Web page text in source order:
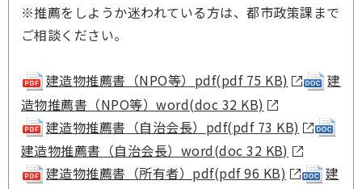
※推薦をしようか迷われている方は、都市政策課まで
ご相談ください。
建造物推薦書（NPO等）pdf(pdf 75 KB)
建
造物推薦書（NPO等）word(doc 32 KB)
建造物推薦書（自治会長）pdf(pdf 73 KB)
建造物推薦書（自治会長）word(doc 32 KB)
建造物推薦書（所有者）pdf(pdf 96 KB)
建